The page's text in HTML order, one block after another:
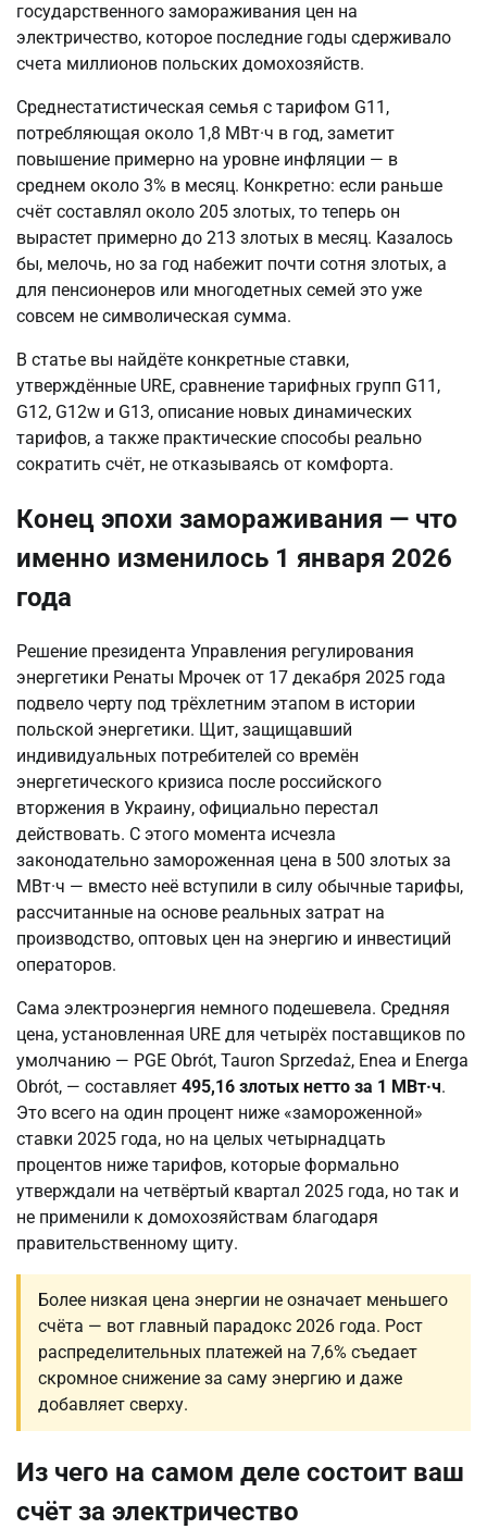
государственного замораживания цен на
электричество, которое последние годы сдерживало
счета миллионов польских домохозяйств.
Среднестатистическая семья с тарифом G11,
потребляющая около 1,8 МВт·ч в год, заметит
повышение примерно на уровне инфляции — в
среднем около 3% в месяц. Конкретно: если раньше
счёт составлял около 205 злотых, то теперь он
вырастет примерно до 213 злотых в месяц. Казалось
бы, мелочь, но за год набежит почти сотня злотых, а
для пенсионеров или многодетных семей это уже
совсем не символическая сумма.
В статье вы найдёте конкретные ставки,
утверждённые URE, сравнение тарифных групп G11,
G12, G12w и G13, описание новых динамических
тарифов, а также практические способы реально
сократить счёт, не отказываясь от комфорта.
Конец эпохи замораживания — что
именно изменилось 1 января 2026
года
Решение президента Управления регулирования
энергетики Ренаты Мрочек от 17 декабря 2025 года
подвело черту под трёхлетним этапом в истории
польской энергетики. Щит, защищавший
индивидуальных потребителей со времён
энергетического кризиса после российского
вторжения в Украину, официально перестал
действовать. С этого момента исчезла
законодательно замороженная цена в 500 злотых за
МВт·ч — вместо неё вступили в силу обычные тарифы,
рассчитанные на основе реальных затрат на
производство, оптовых цен на энергию и инвестиций
операторов.
Сама электроэнергия немного подешевела. Средняя
цена, установленная URE для четырёх поставщиков по
умолчанию — PGE Obrót, Tauron Sprzedaż, Enea и Energa
Obrót, — составляет 495,16 злотых нетто за 1 МВт·ч.
Это всего на один процент ниже «замороженной»
ставки 2025 года, но на целых четырнадцать
процентов ниже тарифов, которые формально
утверждали на четвёртый квартал 2025 года, но так и
не применили к домохозяйствам благодаря
правительственному щиту.
Более низкая цена энергии не означает меньшего
счёта — вот главный парадокс 2026 года. Рост
распределительных платежей на 7,6% съедает
скромное снижение за саму энергию и даже
добавляет сверху.
Из чего на самом деле состоит ваш
счёт за электричество